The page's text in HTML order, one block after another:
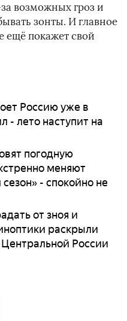
возможных гроз и
зонты. И главное
ещё покажет свой
Россию уже в
- лето наступит на
погодную
меняют
- спокойно не
от зноя и
раскрыли
России